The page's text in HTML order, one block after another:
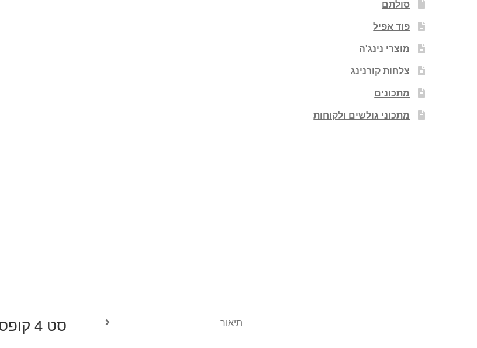
תיאור סט 4 קופסאות אחסון עגולות – ROSO
סולתם
פוד אפיל
מוצרי נינג'ה
צלחות קורנינג
מתכונים
מתכוני גולשים ולקוחות